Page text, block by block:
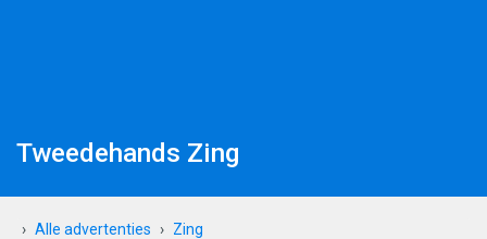
Tweedehands Zing
Alle advertenties Zing